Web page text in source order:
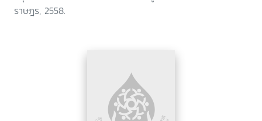
ราษฎร, 2558.